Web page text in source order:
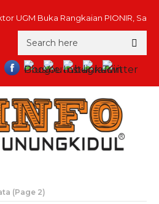
UGM Buka Rangkaian PIONIR,
(Page 2)